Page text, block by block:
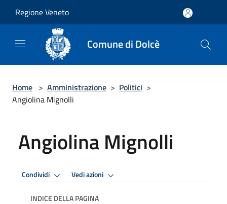
Regione Veneto
Comune di Dolcè
Home > Amministrazione > Politici >
Angiolina Mignolli
Angiolina Mignolli
Condividi Vedi azioni
INDICE DELLA PAGINA